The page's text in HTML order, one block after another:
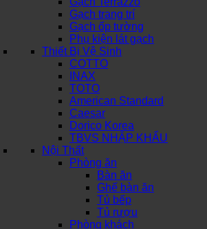
Gạch trang trí
Gạch ốp tường
Phụ kiện lát gạch
Thiết Bị Vệ Sinh
COTTO
INAX
TOTO
American Standard
Caesar
Dorico Korea
TBVS NHẬP KHẨU
Nội Thất
Phòng ăn
Bàn ăn
Ghế bàn ăn
Tủ bếp
Tủ rượu
Phòng khách